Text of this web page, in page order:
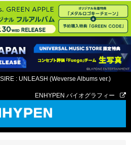
: UNLEASH (Weverse Albums ver.)
ENHYPEN バイオグラフィー